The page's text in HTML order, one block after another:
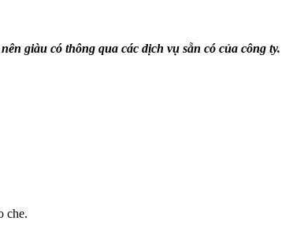
giàu có thông qua các dịch vụ sẵn có của công ty.
che.